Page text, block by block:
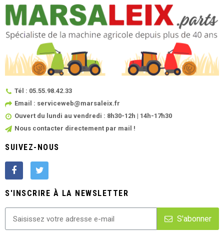
Tél : 05.55.98.42.33
Email : serviceweb@marsaleix.fr
Ouvert du lundi au vendredi : 8h30-12h | 14h-17h30
Nous contacter directement par mail !
SUIVEZ-NOUS
S'INSCRIRE À LA NEWSLETTER
S'abonner